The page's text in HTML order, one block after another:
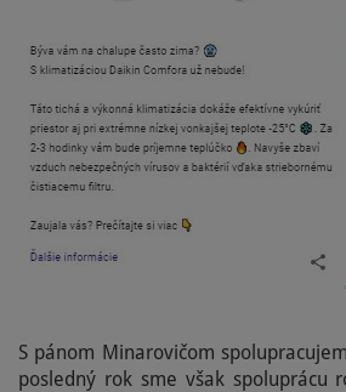
S pánom Minarovičom
posledný rok sme však spoluprácu